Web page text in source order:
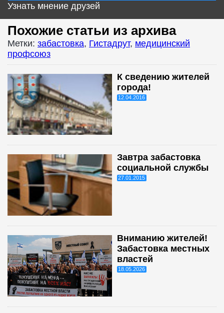
Узнать мнение друзей
Похожие статьи из архива
Метки: забастовка, Гистадрут, медицинский
профсоюз
К сведению жителей
города!
12.04.2016
Завтра забастовка
социальной службы
27.01.2015
Вниманию жителей!
Забастовка местных
властей
18.05.2026